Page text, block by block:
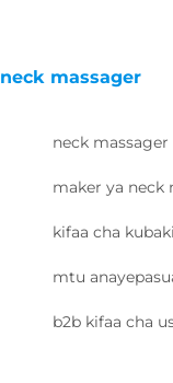
neck massager
neck
maker ya neck
kifaa cha
mtu
b2b kifaa cha